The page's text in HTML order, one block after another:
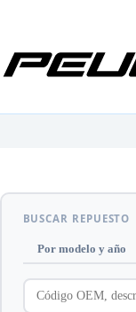
BUSCAR REPUESTO
Por modelo y año